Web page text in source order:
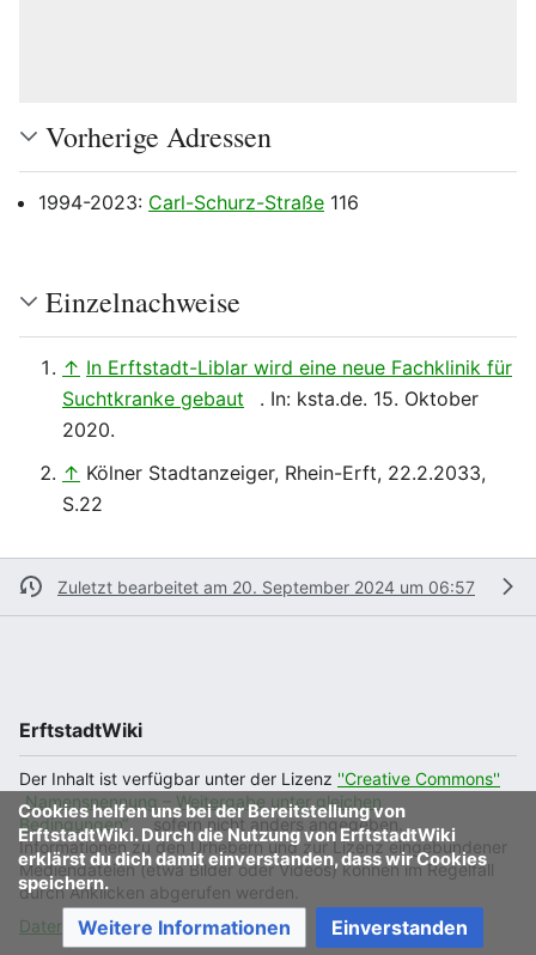
Vorherige Adressen
1994-2023: Carl-Schurz-Straße 116
Einzelnachweise
↑ In Erftstadt-Liblar wird eine neue Fachklinik für
Suchtkranke gebaut
. In: ksta.de. 15. Oktober
2020.
↑ Kölner Stadtanzeiger, Rhein-Erft, 22.2.2033,
S.22
Zuletzt bearbeitet am 20. September 2024 um 06:57
Cookies helfen uns bei der Bereitstellung von
ErftstadtWiki. Durch die Nutzung von ErftstadtWiki
erklärst du dich damit einverstanden, dass wir Cookies
speichern.
Weitere Informationen Einverstanden
ErftstadtWiki
Der Inhalt ist verfügbar unter der Lizenz ''Creative Commons''
„Namensnennung – Weitergabe unter gleichen
Bedingungen“
, sofern nicht anders angegeben.
Informationen zu den Urhebern und zur Lizenz eingebundener
Mediendateien (etwa Bilder oder Videos) können im Regelfall
durch Anklicken abgerufen werden.
Datenschutz
Klassische Ansicht